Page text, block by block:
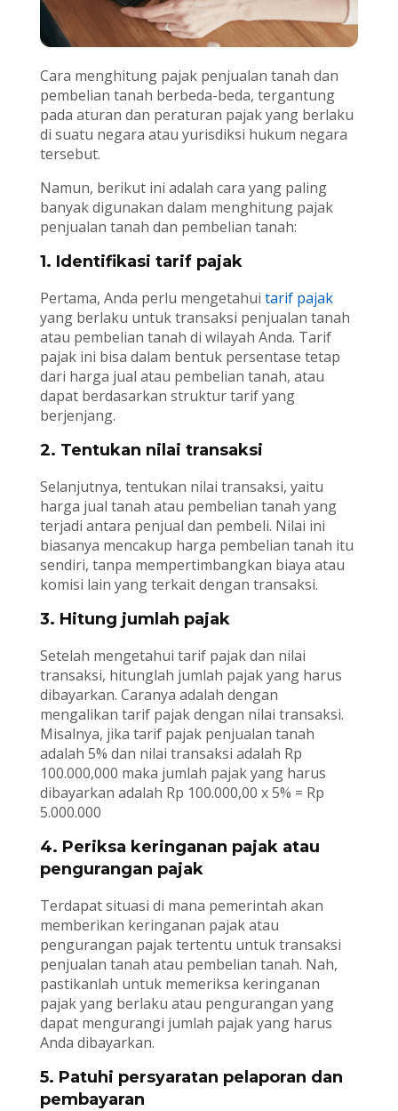
Cara menghitung pajak penjualan tanah dan
pembelian tanah berbeda-beda, tergantung
pada aturan dan peraturan pajak yang berlaku
di suatu negara atau yurisdiksi hukum negara
tersebut.
Namun, berikut ini adalah cara yang paling
banyak digunakan dalam menghitung pajak
penjualan tanah dan pembelian tanah:
1. Identifikasi tarif pajak
Pertama, Anda perlu mengetahui tarif pajak
yang berlaku untuk transaksi penjualan tanah
atau pembelian tanah di wilayah Anda. Tarif
pajak ini bisa dalam bentuk persentase tetap
dari harga jual atau pembelian tanah, atau
dapat berdasarkan struktur tarif yang
berjenjang.
2. Tentukan nilai transaksi
Selanjutnya, tentukan nilai transaksi, yaitu
harga jual tanah atau pembelian tanah yang
terjadi antara penjual dan pembeli. Nilai ini
biasanya mencakup harga pembelian tanah itu
sendiri, tanpa mempertimbangkan biaya atau
komisi lain yang terkait dengan transaksi.
3. Hitung jumlah pajak
Setelah mengetahui tarif pajak dan nilai
transaksi, hitunglah jumlah pajak yang harus
dibayarkan. Caranya adalah dengan
mengalikan tarif pajak dengan nilai transaksi.
Misalnya, jika tarif pajak penjualan tanah
adalah 5% dan nilai transaksi adalah Rp
100.000,000 maka jumlah pajak yang harus
dibayarkan adalah Rp 100.000,00 x 5% = Rp
5.000.000
4. Periksa keringanan pajak atau
pengurangan pajak
Terdapat situasi di mana pemerintah akan
memberikan keringanan pajak atau
pengurangan pajak tertentu untuk transaksi
penjualan tanah atau pembelian tanah. Nah,
pastikanlah untuk memeriksa keringanan
pajak yang berlaku atau pengurangan yang
dapat mengurangi jumlah pajak yang harus
Anda dibayarkan.
5. Patuhi persyaratan pelaporan dan
pembayaran